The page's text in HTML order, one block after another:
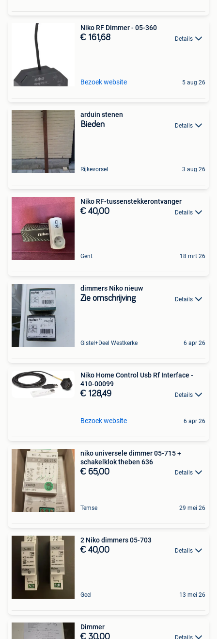
Niko RF Dimmer - 05-360
€ 161,68 Details
Bezoek website 5 aug 26
arduin stenen
Bieden Details
Rijkevorsel 3 aug 26
Niko RF-tussenstekkerontvanger
€ 40,00 Details
Gent 18 mrt 26
dimmers Niko nieuw
Zie omschrijving Details
Gistel+Deel Westkerke 6 apr 26
Niko Home Control Usb Rf Interface -
410-00099
€ 128,49 Details
Bezoek website 6 apr 26
niko universele dimmer 05-715 +
schakelklok theben 636
€ 65,00 Details
Temse 29 mei 26
2 Niko dimmers 05-703
€ 40,00 Details
Geel 13 mei 26
Dimmer
€ 30,00 Details